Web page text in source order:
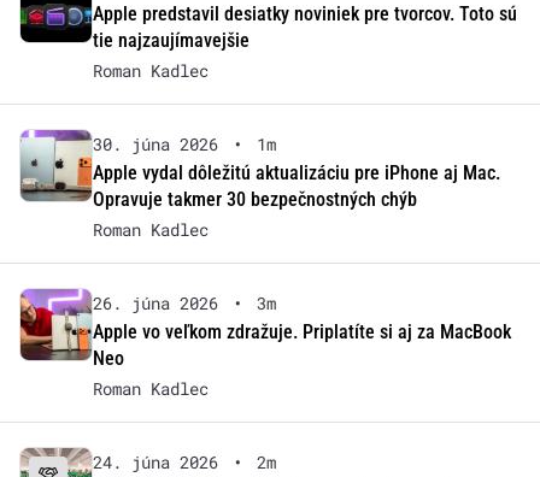
Apple predstavil desiatky noviniek pre tvorcov. Toto sú
tie najzaujímavejšie
Roman Kadlec
30. júna 2026 •
1m
Apple vydal dôležitú aktualizáciu pre iPhone aj Mac.
Opravuje takmer 30 bezpečnostných chýb
Roman Kadlec
26. júna 2026 •
3m
Apple vo veľkom zdražuje. Priplatíte si aj za MacBook
Neo
Roman Kadlec
24. júna 2026 •
2m